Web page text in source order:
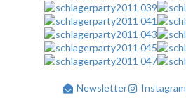
Newsletter
Instagram